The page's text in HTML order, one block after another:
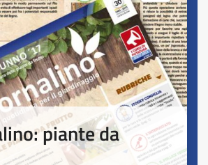
piante da